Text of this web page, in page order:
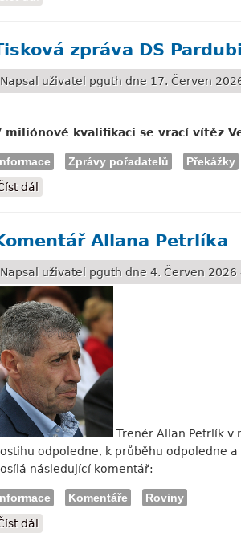
zpráva DS
Napsal uživatel pguth dne 17. Červen
miliónové kvalifikaci se vrací vítěz
Zprávy pořadatelů
Překážky
dál
Allana Petrlíka
Napsal uživatel pguth dne 4. Červen 2026
Trenér Allan Petrlík
odpoledne, k průběhu odpoledne
následující komentář:
Komentáře
Roviny
dál